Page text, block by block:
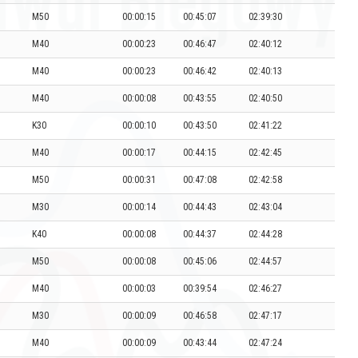
M50 00:00:15 00:45:07 02:39:30
M40 00:00:23 00:46:47 02:40:12
M40 00:00:23 00:46:42 02:40:13
M40 00:00:08 00:43:55 02:40:50
K30 00:00:10 00:43:50 02:41:22
M40 00:00:17 00:44:15 02:42:45
M50 00:00:31 00:47:08 02:42:58
M30 00:00:14 00:44:43 02:43:04
K40 00:00:08 00:44:37 02:44:28
M50 00:00:08 00:45:06 02:44:57
M40 00:00:03 00:39:54 02:46:27
M30 00:00:09 00:46:58 02:47:17
M40 00:00:09 00:43:44 02:47:24